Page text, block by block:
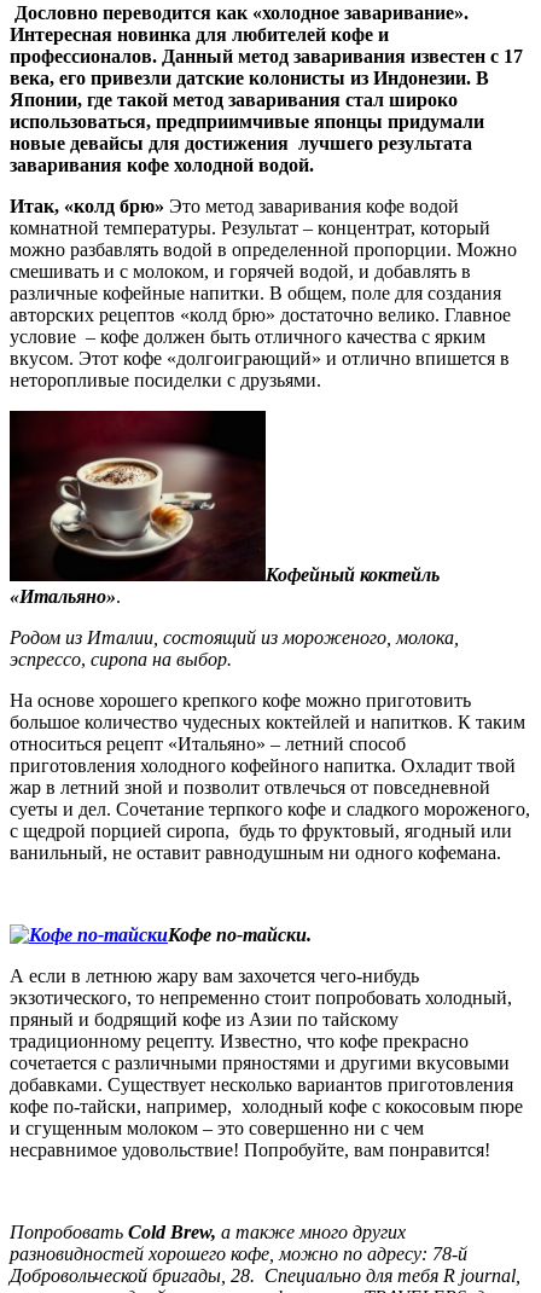
Дословно переводится как «холодное заваривание».
Интересная новинка для любителей кофе и
профессионалов. Данный метод заваривания известен с 17
века, его привезли датские колонисты из Индонезии. В
Японии, где такой метод заваривания стал широко
использоваться, предприимчивые японцы придумали
новые девайсы для достижения лучшего результата
заваривания кофе холодной водой.
Итак, «колд брю» Это метод заваривания кофе водой
комнатной температуры. Результат – концентрат, который
можно разбавлять водой в определенной пропорции. Можно
смешивать и с молоком, и горячей водой, и добавлять в
различные кофейные напитки. В общем, поле для создания
авторских рецептов «колд брю» достаточно велико. Главное
условие – кофе должен быть отличного качества с ярким
вкусом. Этот кофе «долгоиграющий» и отлично впишется в
неторопливые посиделки с друзьями.
Кофейный коктейль
«Итальяно».
Родом из Италии , состоящий из мороженого, молока,
эспрессо, сиропа на выбор.
На основе хорошего крепкого кофе можно приготовить
большое количество чудесных коктейлей и напитков. К таким
относиться рецепт «Итальяно» – летний способ
приготовления холодного кофейного напитка. Охладит твой
жар в летний зной и позволит отвлечься от повседневной
суеты и дел. Сочетание терпкого кофе и сладкого мороженого,
с щедрой порцией сиропа, будь то фруктовый, ягодный или
ванильный, не оставит равнодушным ни одного кофемана.
Кофе по-тайски.
А если в летнюю жару вам захочется чего-нибудь
экзотического, то непременно стоит попробовать холодный,
пряный и бодрящий кофе из Азии по тайскому
традиционному рецепту. Известно, что кофе прекрасно
сочетается с различными пряностями и другими вкусовыми
добавками. Существует несколько вариантов приготовления
кофе по-тайски, например, холодный кофе с кокосовым пюре
и сгущенным молоком – это совершенно ни с чем
несравнимое удовольствие! Попробуйте, вам понравится!
Попробовать Cold Brew, а также много других
разновидностей хорошего кофе, можно по адресу: 78-й
Добровольческой бригады, 28. Специально для тебя R journal